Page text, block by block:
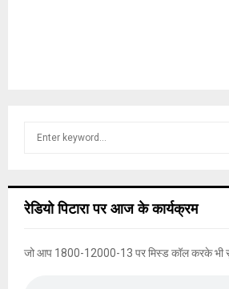
h
o
रेडियो पिटारा पर आज के कार्यक्रम
जो आप 1800-12000-13 पर मिस्ड कॉल करके